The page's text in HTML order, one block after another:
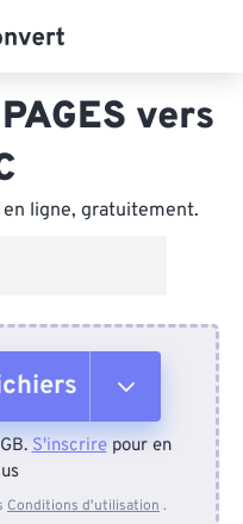
vers
en ligne, gratuitement.
S'inscrirepour en
Conditions d'utilisation .